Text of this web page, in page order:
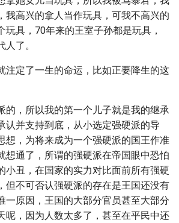
我高兴的拿人当作玩具，可我不高兴的
玩具，70年来的王室子孙都是玩具，
了。
注定了一生的命运，比如正要降生的这
的，所以我的第一个儿子就是我的继承
认并支持到底，从小选定强硬派的导
想，为将来成为一个强硬派的国王作准
想通了，所谓的强硬派在帝国眼中恐怕
小丑，在国家的实力对比面前所有强硬
但不可否认强硬派的存在是王国还没有
一原因，王国的大部分官员甚至大部分
呢，因为人数太多了，甚至在平民中还